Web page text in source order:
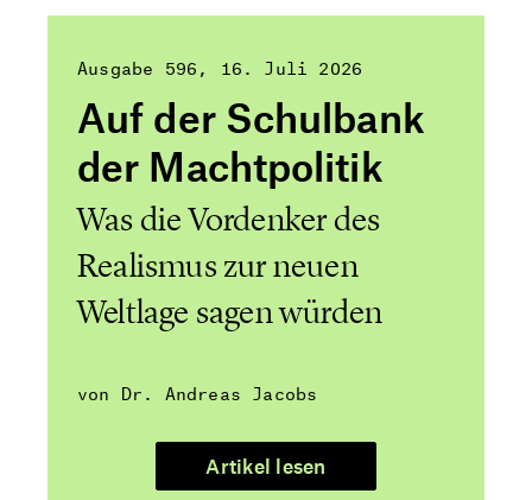
Ausgabe 596 16. Juli 2026
Auf der Schulbank
der Machtpolitik
Was die Vordenker des
Realismus zur neuen
Weltlage sagen würden
von Dr. Andreas Jacobs
Artikel lesen